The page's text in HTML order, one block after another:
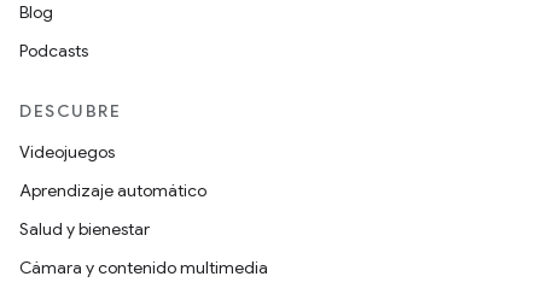
Blog
Podcasts
DESCUBRE
Videojuegos
Aprendizaje automático
Salud y bienestar
Cámara y contenido multimedia